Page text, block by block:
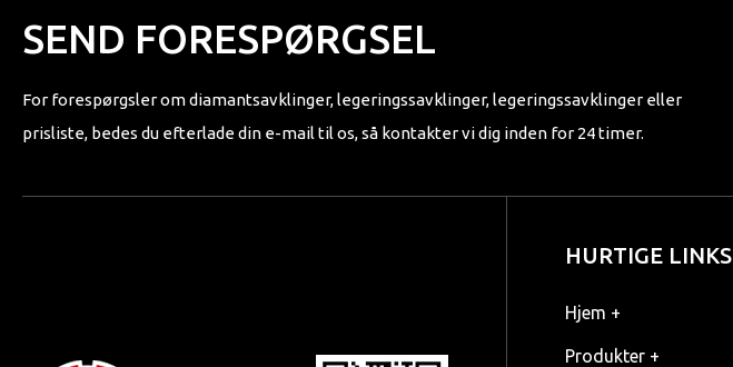
SEND FORESPØRGSEL
For forespørgsler om diamantsavklinger, legeringssavklinger, legeringssavklinger eller
prisliste, bedes du efterlade din e-mail til os, så kontakter vi dig inden for 24 timer.
HURTIGE LINKS
Hjem +
Produkter +